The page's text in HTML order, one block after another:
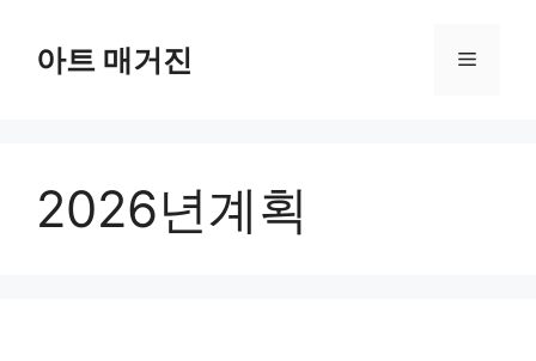
아트 매거진 메
2026년계획